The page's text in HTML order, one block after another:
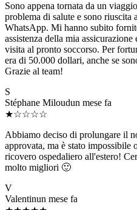
Sono appena tornata da un
problema di salute e sono riuscita
WhatsApp. Mi hanno subito
assistenza della mia
visita al pronto soccorso. Per
era di 50.000 dollari, anche se
Grazie al team!
S
Stéphane Miloudun mese fa
★☆☆☆☆
Abbiamo deciso di prolungare il
approvata, ma è stato impossibile
ricovero ospedaliero all'estero!
molto migliori 🙂
V
Valentinun mese fa